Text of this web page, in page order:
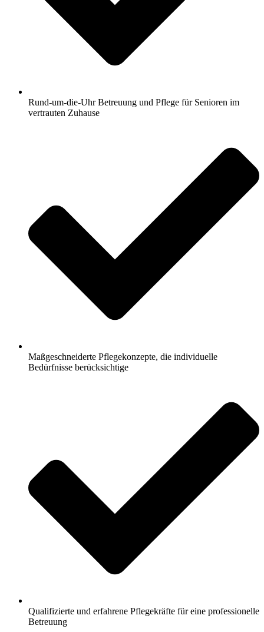
Rund-um-die-Uhr Betreuung und Pflege für Senioren im
vertrauten Zuhause
Maßgeschneiderte Pflegekonzepte, die individuelle
Bedürfnisse berücksichtige
Qualifizierte und erfahrene Pflegekräfte für eine professionelle
Betreuung